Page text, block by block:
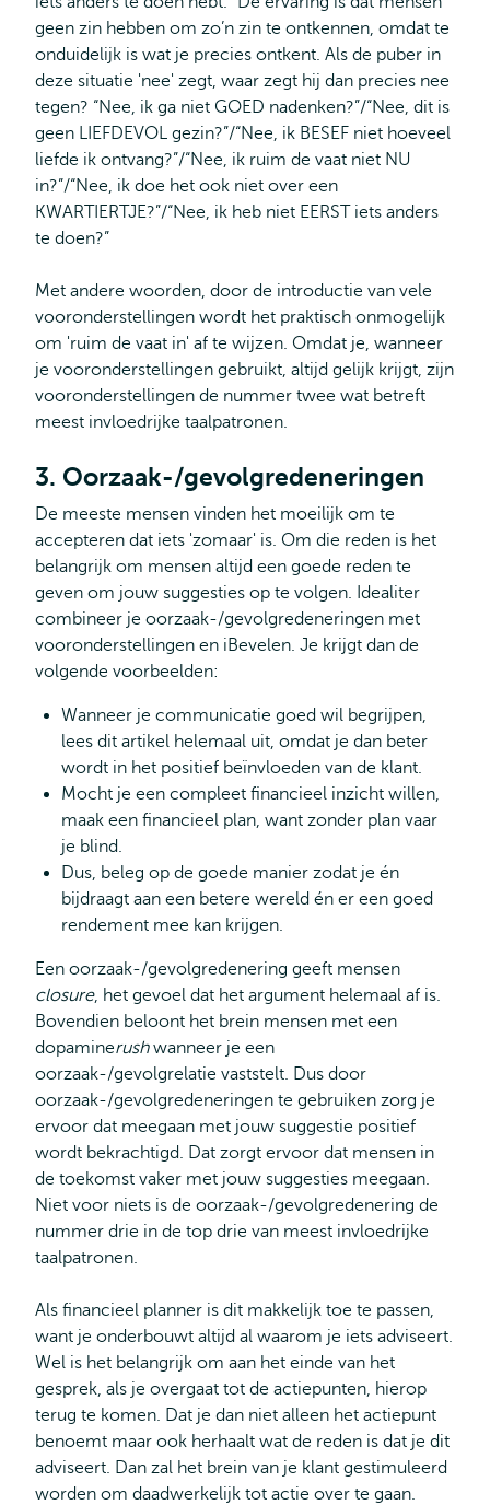
geen zin hebben om zo’n zin te ontkennen, omdat te
onduidelijk is wat je precies ontkent. Als de puber in
deze situatie 'nee' zegt, waar zegt hij dan precies nee
tegen? “Nee, ik ga niet GOED nadenken?”/“Nee, dit is
geen LIEFDEVOL gezin?”/“Nee, ik BESEF niet hoeveel
liefde ik ontvang?”/“Nee, ik ruim de vaat niet NU
in?”/“Nee, ik doe het ook niet over een
KWARTIERTJE?”/“Nee, ik heb niet EERST iets anders
te doen?”
Met andere woorden, door de introductie van vele
vooronderstellingen wordt het praktisch onmogelijk
om 'ruim de vaat in' af te wijzen. Omdat je, wanneer
je vooronderstellingen gebruikt, altijd gelijk krijgt, zijn
vooronderstellingen de nummer twee wat betreft
meest invloedrijke taalpatronen.
3. Oorzaak-/gevolgredeneringen
De meeste mensen vinden het moeilijk om te
accepteren dat iets 'zomaar' is. Om die reden is het
belangrijk om mensen altijd een goede reden te
geven om jouw suggesties op te volgen. Idealiter
combineer je oorzaak-/gevolgredeneringen met
vooronderstellingen en iBevelen. Je krijgt dan de
volgende voorbeelden:
Wanneer je communicatie goed wil begrijpen,
lees dit artikel helemaal uit, omdat je dan beter
wordt in het positief beïnvloeden van de klant.
Mocht je een compleet financieel inzicht willen,
maak een financieel plan, want zonder plan vaar
je blind.
Dus, beleg op de goede manier zodat je én
bijdraagt aan een betere wereld én er een goed
rendement mee kan krijgen.
Een oorzaak-/gevolgredenering geeft mensen
closure, het gevoel dat het argument helemaal af is.
Bovendien beloont het brein mensen met een
dopaminerushwanneer je een
oorzaak-/gevolgrelatie vaststelt. Dus door
oorzaak-/gevolgredeneringen te gebruiken zorg je
ervoor dat meegaan met jouw suggestie positief
wordt bekrachtigd. Dat zorgt ervoor dat mensen in
de toekomst vaker met jouw suggesties meegaan.
Niet voor niets is de oorzaak-/gevolgredenering de
nummer drie in de top drie van meest invloedrijke
taalpatronen.
Als financieel planner is dit makkelijk toe te passen,
want je onderbouwt altijd al waarom je iets adviseert.
Wel is het belangrijk om aan het einde van het
gesprek, als je overgaat tot de actiepunten, hierop
terug te komen. Dat je dan niet alleen het actiepunt
benoemt maar ook herhaalt wat de reden is dat je dit
adviseert. Dan zal het brein van je klant gestimuleerd
worden om daadwerkelijk tot actie over te gaan.